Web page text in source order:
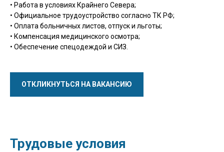
• Работа в условиях Крайнего Севера;
• Официальное трудоустройство согласно ТК РФ;
• Оплата больничных листов, отпуск и льготы;
• Компенсация медицинского осмотра;
• Обеспечение спецодеждой и СИЗ.
ОТКЛИКНУТЬСЯ НА ВАКАНСИЮ
Трудовые условия